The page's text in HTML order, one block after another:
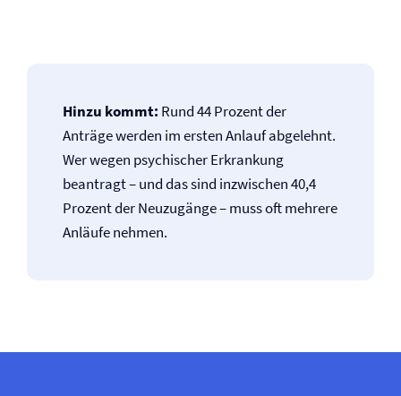
Hinzu kommt: Rund 44 Prozent der
Anträge werden im ersten Anlauf abgelehnt.
Wer wegen psychischer Erkrankung
beantragt – und das sind inzwischen 40,4
Prozent der Neuzugänge – muss oft mehrere
Anläufe nehmen.